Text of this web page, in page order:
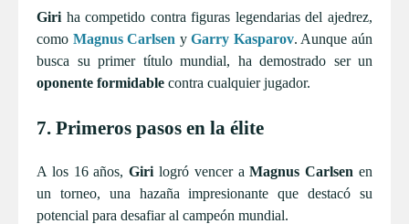
Giri ha competido contra figuras legendarias del ajedrez,
como Magnus Carlsen yGarry Kasparov. Aunque aún
busca su primer título mundial, ha demostrado ser un
oponente formidable contra cualquier jugador.
7. Primeros pasos en la élite
A los 16 años,Giri logró vencer aMagnus Carlsen en
un torneo, una hazaña impresionante que destacó su
potencial para desafiar al campeón mundial.